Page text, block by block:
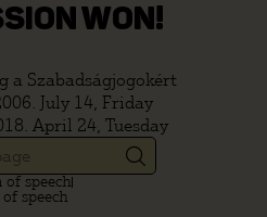
WON!
a Szabadságjogokért
July 14, Friday
April 24, Tuesday
of speech
speech